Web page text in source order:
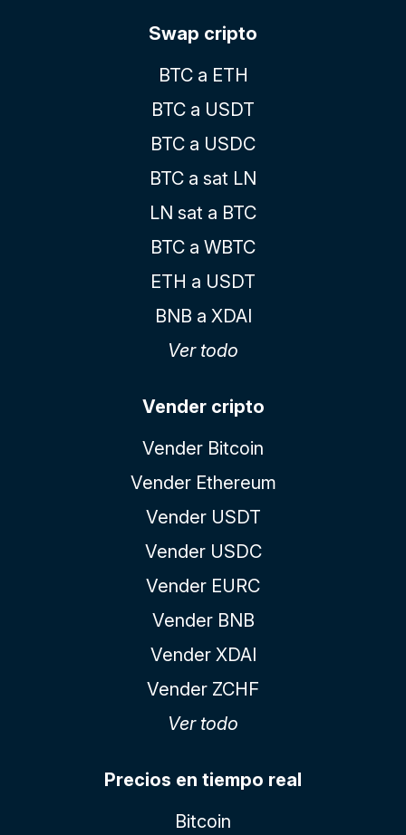
Swap cripto
BTC a ETH
BTC a USDT
BTC a USDC
BTC a sat LN
LN sat a BTC
BTC a WBTC
ETH a USDT
BNB a XDAI
Ver todo
Vender cripto
Vender Bitcoin
Vender Ethereum
Vender USDT
Vender USDC
Vender EURC
Vender BNB
Vender XDAI
Vender ZCHF
Ver todo
Precios en tiempo real
Bitcoin